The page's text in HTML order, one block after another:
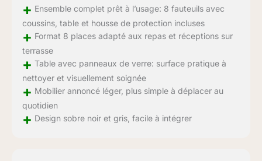
+ Ensemble complet prêt à l’usage: 8 fauteuils avec
coussins, table et housse de protection incluses
+ Format 8 places adapté aux repas et réceptions sur
terrasse
+ Table avec panneaux de verre: surface pratique à
nettoyer et visuellement soignée
+ Mobilier annoncé léger, plus simple à déplacer au
quotidien
+ Design sobre noir et gris, facile à intégrer